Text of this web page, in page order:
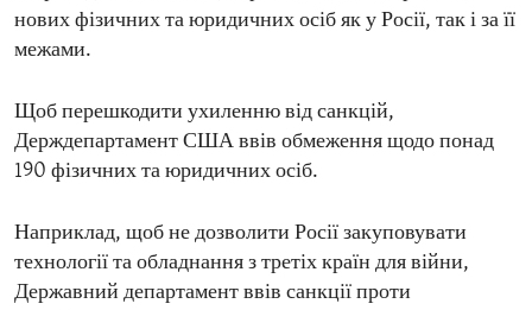
нових фізичних та юридичних осіб як у Росії, так і за її
межами.
Щоб перешкодити ухиленню від санкцій,
Держдепартамент США ввів обмеження щодо понад
190 фізичних та юридичних осіб.
Наприклад, щоб не дозволити Росії закуповувати
технології та обладнання з третіх країн для війни,
Державний департамент ввів санкції проти